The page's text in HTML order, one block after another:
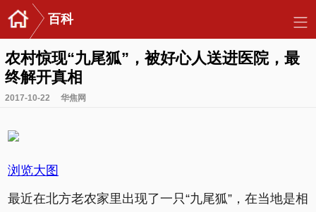
百科
农村惊现“九尾狐”，被好心人送进医院，最
终解开真相
2017-10-22 华焦网
浏览大图
最近在北方老农家里出现了一只“九尾狐”，在当地是相